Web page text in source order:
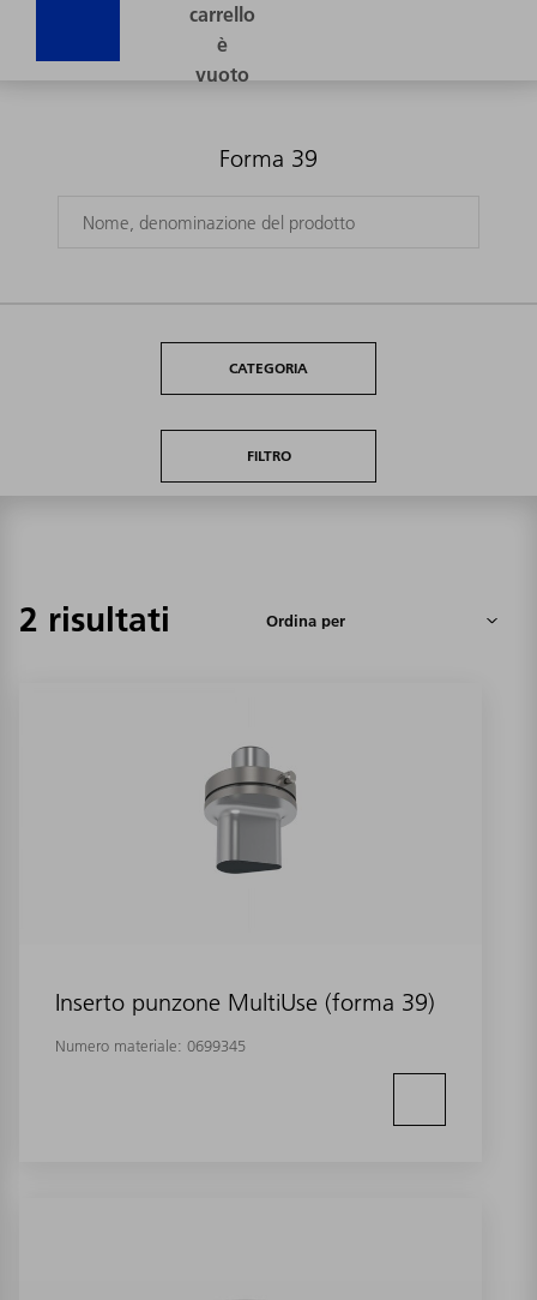
Forma 39
CATEGORIA
FILTRO
2 risultati
Inserto punzone MultiUse (forma 39)
Numero materiale: 0699345